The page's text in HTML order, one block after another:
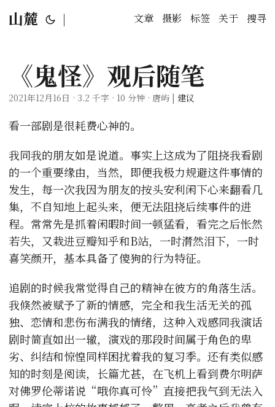
山麓 | 文章 摄影 标签 关于 搜寻
《鬼怪》观后随笔
2021年12月16日 · 3.2 千字 · 10 分钟 · 唐屿 | 建议
看一部剧是很耗费心神的。
我同我的朋友如是说道。事实上这成为了阻挠我看剧
的一个重要缘由，当然，即便我极力规避这件事情的
发生，每一次我因为朋友的按头安利闲下心来翻看几
集，不自知地上起头来，便无法阻挠后续事件的进
程。常常先是抓着闲暇时间一顿猛看，看完之后怅然
若失，又栽进豆瓣知乎和B站，一时潸然泪下，一时
喜笑颜开，基本具备了傻狗的行为特征。
追剧的时候我常觉得自己的精神在彼方的角落生活。
我倏然被赋予了新的情感，完全和我生活无关的孤
独、恋情和悲伤布满我的情绪，这种入戏感同我演话
剧时简直如出一辙，演戏的那段时间属于角色的卑
劣、纠结和惊惶同样困扰着我的复习季。还有类似感
知的时刻是阅读，长篇尤甚，在飞机上看到费尔明萨
对佛罗伦蒂诺说“哦你真可怜”直接把我气到无法入